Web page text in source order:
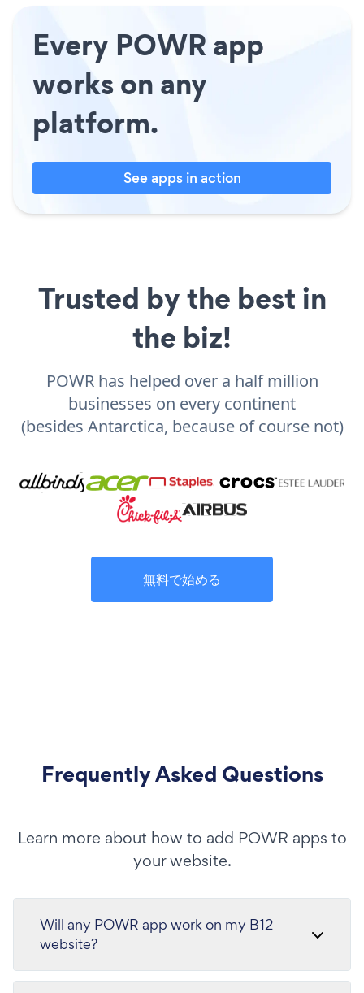
Every POWR app
works on any
platform.
See apps in action
Trusted by the best in
the biz!
POWR has helped over a half million
businesses on every continent
(besides Antarctica, because of course not)
無料で始める
Frequently Asked Questions
Learn more about how to add POWR apps to
your website.
Will any POWR app work on my B12
website?